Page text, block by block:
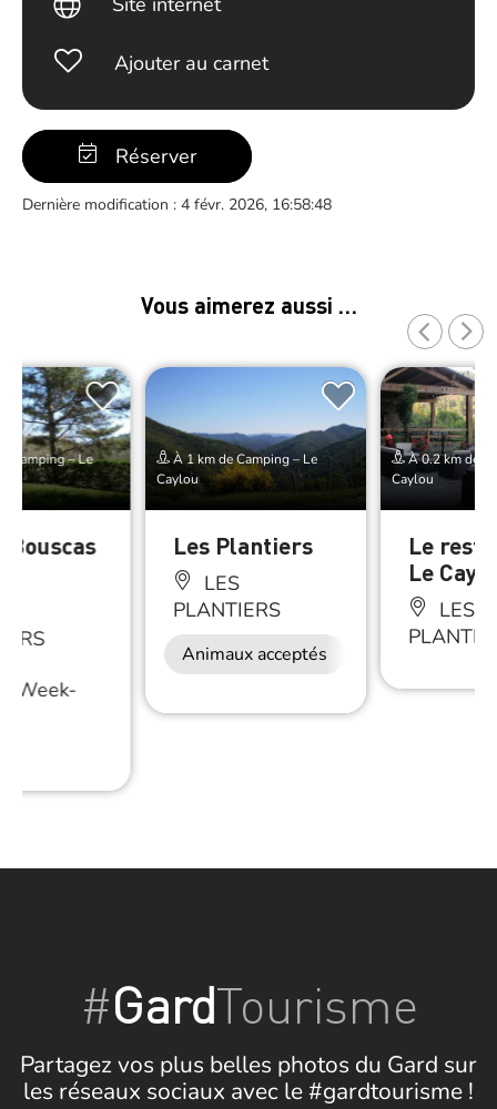
Ajouter au carnet
Réserver
Dernière modification : 4 févr. 2026, 16:58:48
Vous aimerez aussi …
Camping – Le
Bouscas
Week-
À 1 km de Camping – Le
Caylou
Les Plantiers
LES
PLANTIERS
Animaux acceptés
À 0.2 km de
Caylou
Le
Le
LES
#GardTourisme
Partagez vos plus belles photos du Gard sur
les réseaux sociaux avec le #gardtourisme !